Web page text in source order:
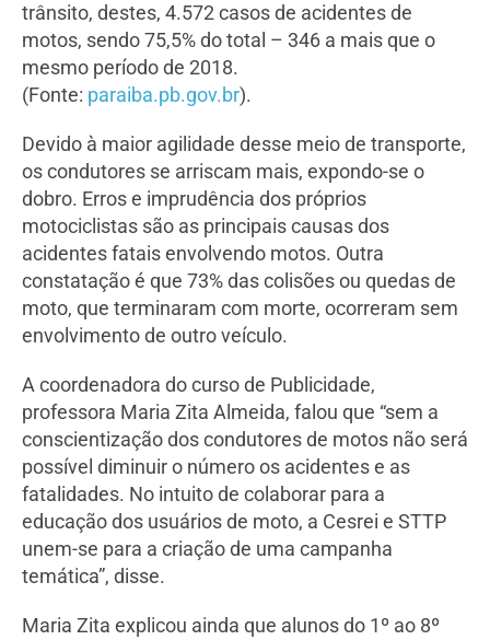
trânsito, destes, 4.572 casos de acidentes de
motos, sendo 75,5% do total – 346 a mais que o
mesmo período de 2018.
(Fonte: paraiba.pb.gov.br).
Devido à maior agilidade desse meio de transporte,
os condutores se arriscam mais, expondo-se o
dobro. Erros e imprudência dos próprios
motociclistas são as principais causas dos
acidentes fatais envolvendo motos. Outra
constatação é que 73% das colisões ou quedas de
moto, que terminaram com morte, ocorreram sem
envolvimento de outro veículo.
A coordenadora do curso de Publicidade,
professora Maria Zita Almeida, falou que “sem a
conscientização dos condutores de motos não será
possível diminuir o número os acidentes e as
fatalidades. No intuito de colaborar para a
educação dos usuários de moto, a Cesrei e STTP
unem-se para a criação de uma campanha
temática”, disse.
Maria Zita explicou ainda que alunos do 1º ao 8º